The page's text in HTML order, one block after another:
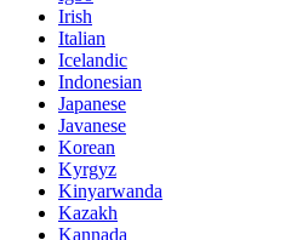
Irish
Italian
Icelandic
Indonesian
Japanese
Javanese
Korean
Kyrgyz
Kinyarwanda
Kazakh
Kannada